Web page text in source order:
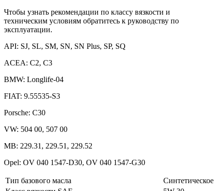
Чтобы узнать рекомендации по классу вязкости и
техническим условиям обратитесь к руководству по
эксплуатации.
API: SJ, SL, SM, SN, SN Plus, SP, SQ
ACEA: C2, C3
BMW: Longlife-04
FIAT: 9.55535-S3
Porsche: C30
VW: 504 00, 507 00
MB: 229.31, 229.51, 229.52
Opel: OV 040 1547-D30, OV 040 1547-G30
Тип базового масла
Синтетическое